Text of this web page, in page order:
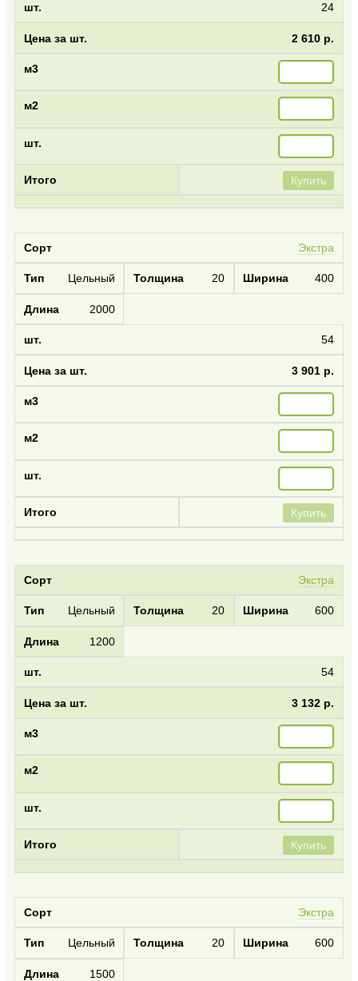
24
2 610 р.
Купить
Экстра
Цельный 20 400
2000
54
3 901 р.
Купить
Экстра
Цельный 20 600
1200
54
3 132 р.
Купить
Экстра
Цельный 20 600
1500